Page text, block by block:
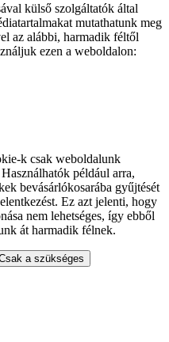
külső szolgáltatók által
mutathatunk meg
az alábbi, harmadik féltől
ezen a weboldalon:
k csak weboldalunk
például arra,
bevásárlókosarába gyűjtését
Ez azt jelenti, hogy
nem lehetséges, így ebből
át harmadik félnek.
a szükséges